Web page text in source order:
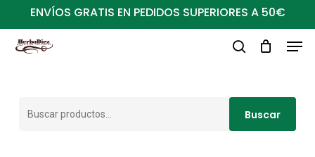
al
contenido
ENVÍOS GRATIS EN PEDIDOS SUPERIORES A 50€
Buscar
Close